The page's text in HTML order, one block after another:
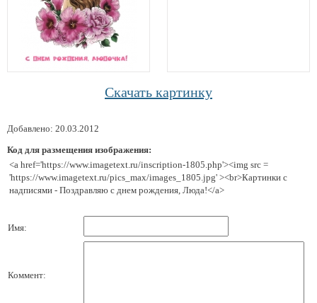
Скачать картинку
Добавлено: 20.03.2012
Код для размещения изображения:
<a href='https://www.imagetext.ru/inscription-1805.php'><img src =
'https://www.imagetext.ru/pics_max/images_1805.jpg' ><br>Картинки с
надписями - Поздравляю с днем рождения, Люда!</a>
Имя:
Коммент: